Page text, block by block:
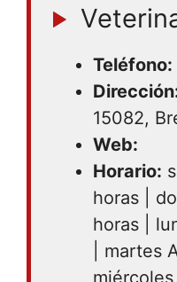
Teléfono:
15082,
Web:
Horario:
horas |
horas |
| martes